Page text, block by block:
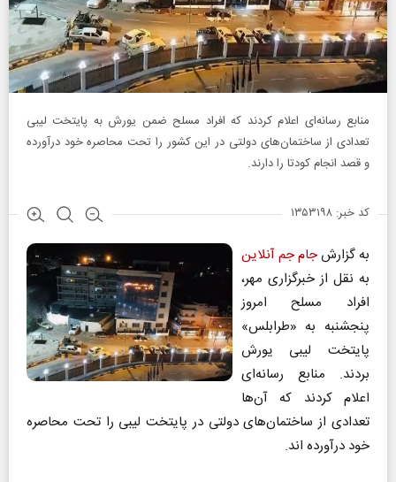
منابع رسانه‌ای اعلام کردند که افراد مسلح ضمن یورش به پایتخت لیبی
تعدادی از ساختمان‌های دولتی در این کشور را تحت محاصره خود درآورده
و قصد انجام کودتا را دارند.
کد خبر: ۱۳۵۳۱۹۸
به گزارشجام جم آنلاین
به نقل از خبرگزاری مهر،
افراد مسلح امروز
پنجشنبه به «طرابلس»
پایتخت لیبی یورش
بردند. منابع رسانه‌ای
اعلام کردند که آن‌ها
تعدادی از ساختمان‌های دولتی در پایتخت لیبی را تحت محاصره
خود درآورده اند.